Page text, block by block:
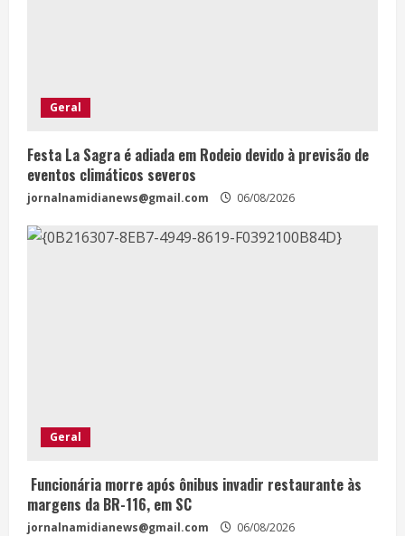
Geral
Festa La Sagra é adiada em Rodeio devido à previsão de
eventos climáticos severos
jornalnamidianews@gmail.com 06/08/2026
Geral
Funcionária morre após ônibus invadir restaurante às
margens da BR-116, em SC
jornalnamidianews@gmail.com 06/08/2026